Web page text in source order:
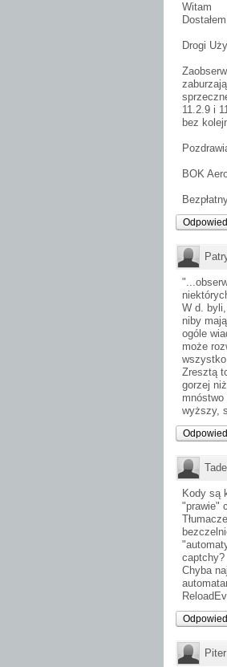
Witam
Drogi
11.2.9 i
bez
BOK
W d.
niby
ogóle
może
Zresztą
gorzej
wyższy,
Kody są
"prawie"
captchy?
Chyba
Piter